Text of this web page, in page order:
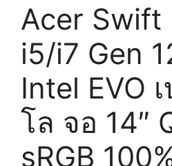
Acer Swift
i5/i7 Gen
Intel EVO
โล จอ 14″
sRGB